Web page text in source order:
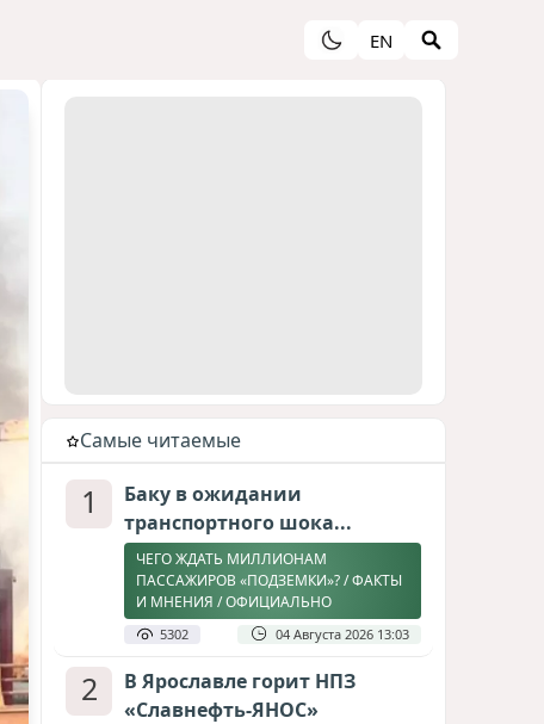
EN
Cамые читаемые
1
Баку в ожидании
транспортного шока...
ЧЕГО ЖДАТЬ МИЛЛИОНАМ
ПАССАЖИРОВ «ПОДЗЕМКИ»? / ФАКТЫ
И МНЕНИЯ / ОФИЦИАЛЬНО
5302 04 Августа 2026 13:03
2
В Ярославле горит НПЗ
«Славнефть-ЯНОС»